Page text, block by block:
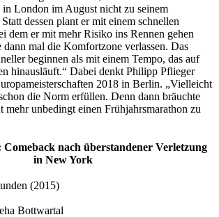
in London im August nicht zu seinem
dessen plant er mit einem schnellen
dem er mit mehr Risiko ins Rennen gehen
dann mal die Komfortzone verlassen. Das
beginnen als mit einem Tempo, das auf
hinausläuft.“ Dabei denkt Philipp Pflieger
2018 in Berlin. „Vielleicht
die Norm erfüllen. Denn dann bräuchte
unbedingt einen Frühjahrsmarathon zu
nach überstandener Verletzung
in New York
(2015)
Bottwartal